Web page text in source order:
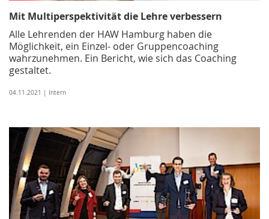
Mit Multiperspektivität die Lehre verbessern
Alle Lehrenden der HAW Hamburg haben die
Möglichkeit, ein Einzel- oder Gruppencoaching
wahrzunehmen. Ein Bericht, wie sich das Coaching
gestaltet.
04.11.2021 | Intern